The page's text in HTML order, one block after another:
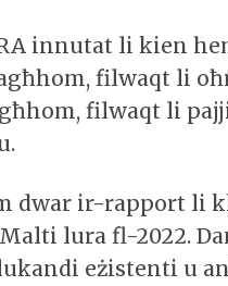
innutat li kien
filwaqt li
filwaqt li
dwar ir-rapport li
lura fl-2022.
eżistenti u